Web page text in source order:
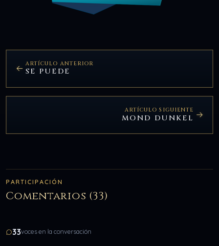
ARTÍCULO ANTERIOR
SE PUEDE
ARTÍCULO SIGUIENTE
MOND DUNKEL
PARTICIPACIÓN
Comentarios (33)
33voces en la conversación